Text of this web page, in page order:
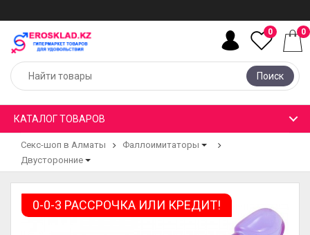
Поиск
0 0
КАТАЛОГ ТОВАРОВ
Секс-шоп в Алматы
Фаллоимитаторы
Двусторонние
0-0-3 РАССРОЧКА ИЛИ КРЕДИТ!